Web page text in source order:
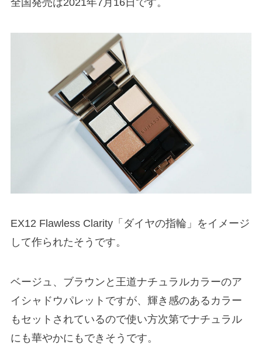
全国発売は2021年7月16日です。
EX12 Flawless Clarity「ダイヤの指輪」をイメージ
して作られたそうです。
ベージュ、ブラウンと王道ナチュラルカラーのア
イシャドウパレットですが、輝き感のあるカラー
もセットされているので使い方次第でナチュラル
にも華やかにもできそうです。